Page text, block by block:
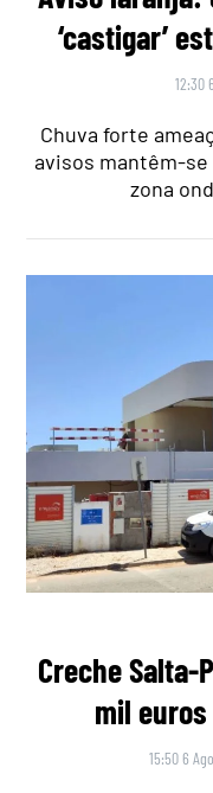
‘castigar’
12:30
Chuva forte
avisos mantêm-se
zona
Creche Salta-
mil
15:50 6